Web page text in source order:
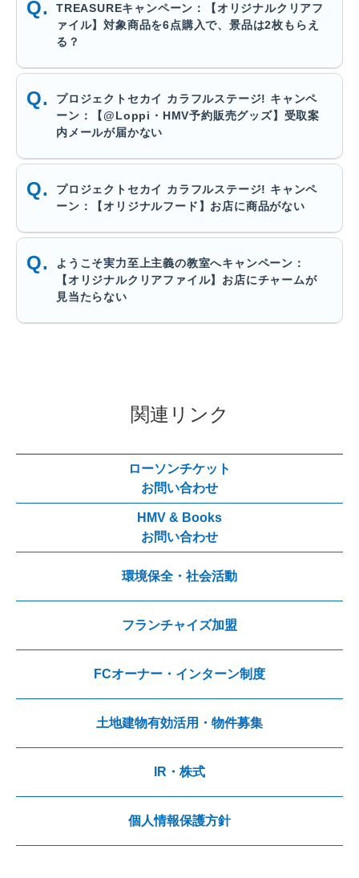
TREASUREキャンペーン：【オリジナルクリアフ
ァイル】対象商品を6点購入で、景品は2枚もらえ
る？
プロジェクトセカイ カラフルステージ! キャンペ
ーン：【@Loppi・HMV予約販売グッズ】受取案
内メールが届かない
プロジェクトセカイ カラフルステージ! キャンペ
ーン：【オリジナルフード】お店に商品がない
ようこそ実力至上主義の教室へキャンペーン：
【オリジナルクリアファイル】お店にチャームが
見当たらない
関連リンク
ローソンチケット
お問い合わせ
HMV & Books
お問い合わせ
環境保全・社会活動
フランチャイズ加盟
FCオーナー・インターン制度
土地建物有効活用・物件募集
IR・株式
個人情報保護方針